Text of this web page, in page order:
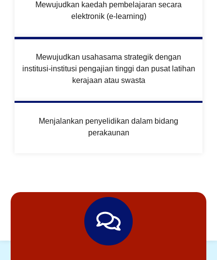
Mewujudkan kaedah pembelajaran secara
elektronik (e-learning)
Mewujudkan usahasama strategik dengan
institusi-institusi pengajian tinggi dan pusat latihan
kerajaan atau swasta
Menjalankan penyelidikan dalam bidang
perakaunan